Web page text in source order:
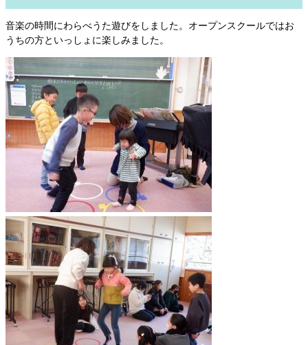
音楽の時間にわらべうた遊びをしました。オープンスクールではお
うちの方といっしょに楽しみました。